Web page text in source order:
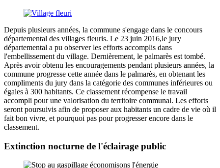
Depuis plusieurs années, la commune s'engage dans le concours
départemental des villages fleuris. Le 23 juin 2016,le jury
départemental a pu observer les efforts accomplis dans
l'embellissement du village. Dernièrement, le palmarès est tombé.
Après avoir obtenu les encouragements pendant plusieurs années, la
commune progresse cette année dans le palmarès, en obtenant les
compliments du jury dans la catégorie des communes inférieures ou
égales à 300 habitants. Ce classement récompense le travail
accompli pour une valorisation du territoire communal. Les efforts
seront poursuivis afin de proposer aux habitants un cadre de vie où il
fait bon vivre, et pourquoi pas pour progresser encore dans le
classement.
Extinction nocturne de l'éclairage public